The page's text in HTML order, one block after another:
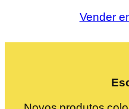
Vender